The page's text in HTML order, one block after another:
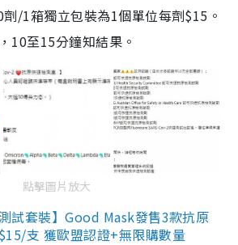
/1箱獨立包裝為1個單位每劑$15。
10至15分鐘知結果。
點擊圖片放大
試套裝】Good Mask發售3款抗原
支 獲歐盟認證+無限購數量